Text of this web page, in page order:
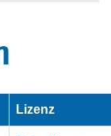
Lizenz